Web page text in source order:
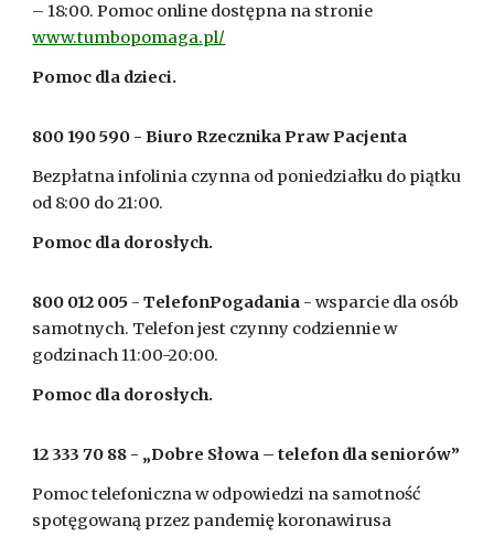
– 18:00. Pomoc online dostępna na stronie
www.tumbopomaga.pl/
Pomoc dla dzieci.
800 190 590 - Biuro Rzecznika Praw Pacjenta
Bezpłatna infolinia czynna od poniedziałku do piątku
od 8:00 do 21:00.
Pomoc dla dorosłych.
800 012 005 -TelefonPogadania - wsparcie dla osób
samotnych. Telefon jest czynny codziennie w
godzinach 11:00-20:00.
Pomoc dla dorosłych.
12 333 70 88 - „Dobre Słowa – telefon dla seniorów”
Pomoc telefoniczna w odpowiedzi na samotność
spotęgowaną przez pandemię koronawirusa